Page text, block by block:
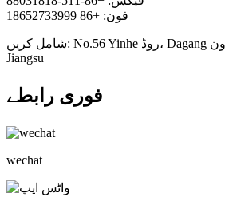
فون: +86 18652733999
شامل کریں: No.56 Yinhe روڈ، Dagang ڈویلپمنٹ زون، Zhenjiang،
Jiangsu
فوری رابطے
wechat